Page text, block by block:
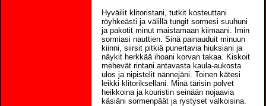
Hyväilit klitoristani, tutkit kosteuttani
röyhkeästi ja välillä tungit sormesi suuhuni
ja pakotit minut maistamaan kiimaani. Imin
sormiasi nauttien. Sinä painauduit minuun
kiinni, siirsit pitkiä punertavia hiuksiani ja
näykit herkkää ihoani korvan takaa. Kiskoit
mehevät rintani antavasta kaula-aukosta
ulos ja nipistelit nännejäni. Toinen kätesi
leikki klitoriksellani. Minä tärisin polvet
heikkoina ja kouristin seinään nojaavia
käsiäni sormenpäät ja rystyset valkoisina.